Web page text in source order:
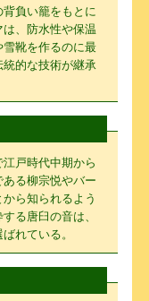
負い籠をもとに
、防水性や保温
靴を作るのに最
的な技術が継承
戸時代中期から
る柳宗悦やバー
ら知られるよう
る唐臼の音は、
れている。